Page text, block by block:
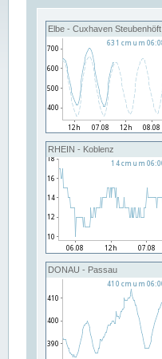
Elbe - Cuxhaven Steubenhöft
RHEIN - Koblenz
DONAU - Passau